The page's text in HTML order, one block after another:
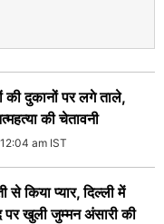
की दुकानों पर लगे ताले,
की चेतावनी
am IST
किया प्यार, दिल्ली में
पर खुली जुम्मन अंसारी की